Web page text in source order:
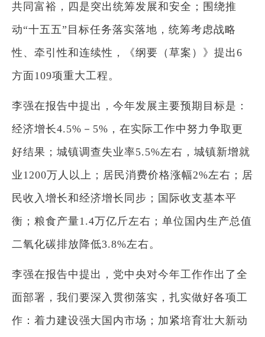
共同富裕，四是突出统筹发展和安全；围绕推
动“十五五”目标任务落实落地，统筹考虑战略
性、牵引性和连续性，《纲要（草案）》提出6
方面109项重大工程。
李强在报告中提出，今年发展主要预期目标是：
经济增长4.5%－5%，在实际工作中努力争取更
好结果；城镇调查失业率5.5%左右，城镇新增就
业1200万人以上；居民消费价格涨幅2%左右；居
民收入增长和经济增长同步；国际收支基本平
衡；粮食产量1.4万亿斤左右；单位国内生产总值
二氧化碳排放降低3.8%左右。
李强在报告中提出，党中央对今年工作作出了全
面部署，我们要深入贯彻落实，扎实做好各项工
作：着力建设强大国内市场；加紧培育壮大新动